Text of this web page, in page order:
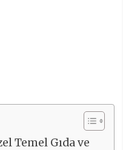
Temel Gıda ve